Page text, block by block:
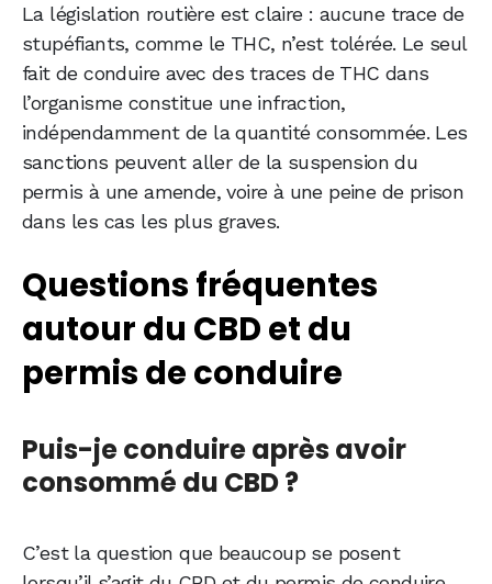
La législation routière est claire : aucune trace de
stupéfiants, comme le THC, n’est tolérée. Le seul
fait de conduire avec des traces de THC dans
l’organisme constitue une infraction,
indépendamment de la quantité consommée. Les
sanctions peuvent aller de la suspension du
permis à une amende, voire à une peine de prison
dans les cas les plus graves.
Questions fréquentes
autour du CBD et du
permis de conduire
Puis-je conduire après avoir
consommé du CBD ?
C’est la question que beaucoup se posent